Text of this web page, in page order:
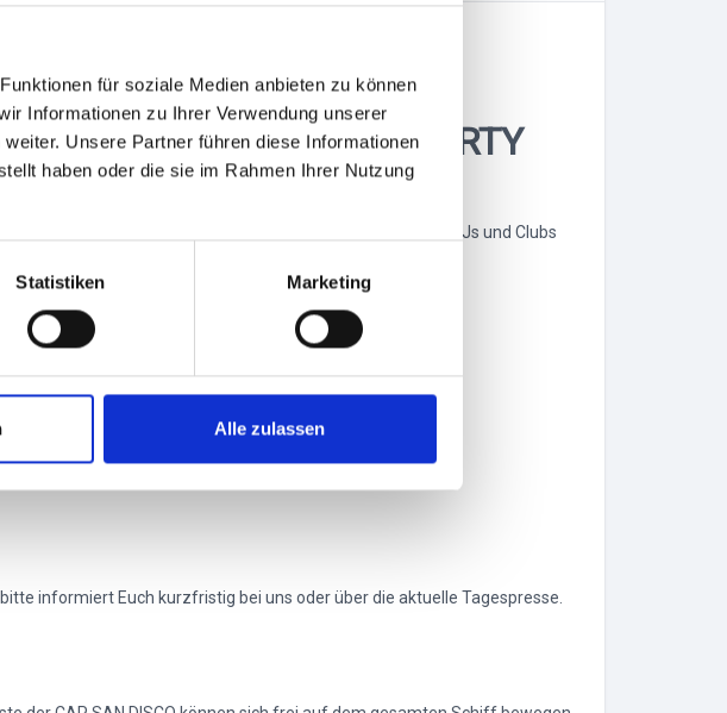
für soziale Medien anbieten zu können
Informationen zu Ihrer Verwendung unserer
Unsere Partner führen diese Informationen
haben oder die sie im Rahmen Ihrer Nutzung
Statistiken Marketing
Alle zulassen
2026
+ AFTER PARTY
3 Dancefloors umfunktioniert, Hamburgs bekannteste DJs und Clubs
90's Classics.
informiert Euch kurzfristig bei uns oder über die aktuelle Tagespresse.